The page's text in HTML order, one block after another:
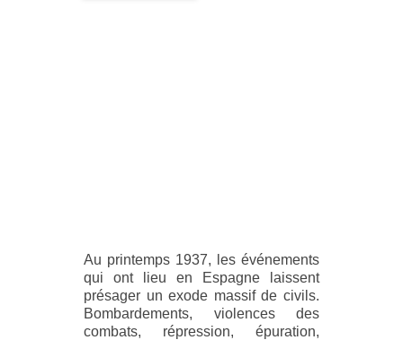
Au printemps 1937, les événements
qui ont lieu en Espagne laissent
présager un exode massif de civils.
Bombardements, violences des
combats, répression, épuration,